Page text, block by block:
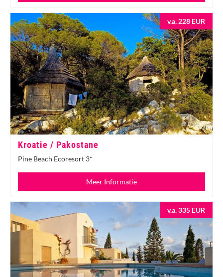
v.a. 228 EUR
Kroatie / Pakostane
Pine Beach Ecoresort 3*
Meer Informatie
v.a. 335 EUR